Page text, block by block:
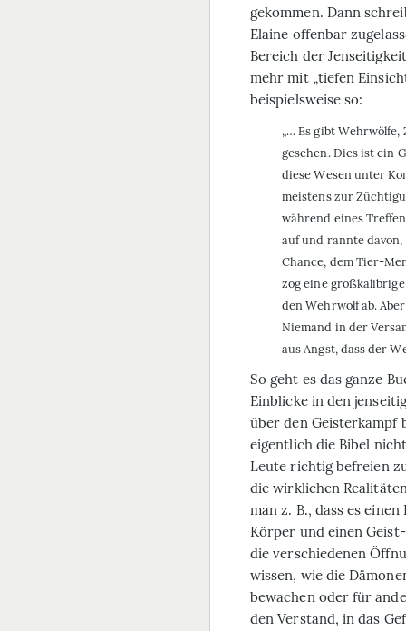
gekommen. Dann
Elaine offenbar
Bereich der
mehr mit „tiefen
beispielsweise so:
„… Es gibt
gesehen. Dies ist ein
diese Wesen unter
meistens zur
während eines
auf und rannte
Chance, dem Tier-
zog eine
den Wehrwolf ab.
Niemand in der
aus Angst, dass der
So geht es das ganze
Einblicke in den
über den Geisterkampf
eigentlich die Bibel
Leute richtig befreien
die wirklichen
man z. B., dass es
Körper und einen
die verschiedenen
wissen, wie die
bewachen oder für
den Verstand, in das